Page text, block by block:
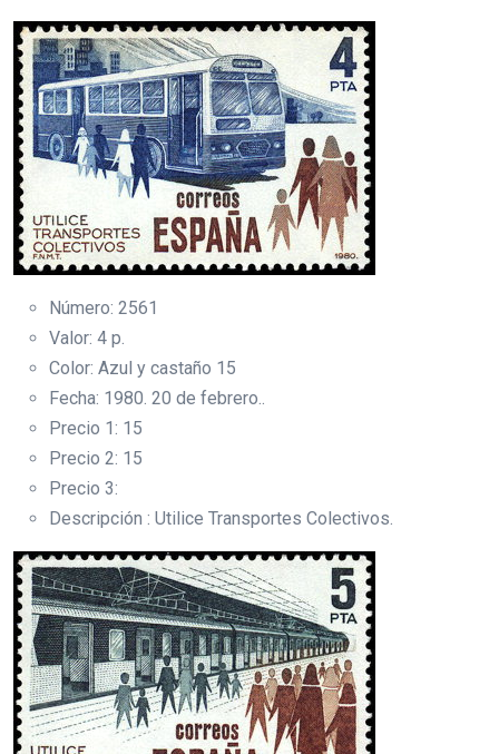
Número: 2561
Valor: 4 p.
Color: Azul y castaño 15
Fecha: 1980. 20 de febrero..
Precio 1: 15
Precio 2: 15
Precio 3:
Descripción : Utilice Transportes Colectivos.